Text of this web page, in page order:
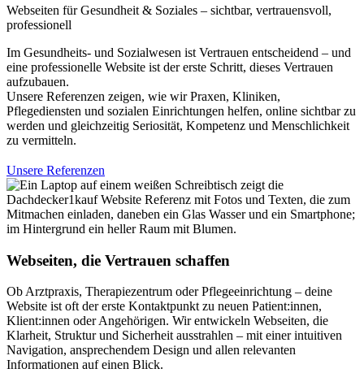
Webseiten für Gesundheit & Soziales – sichtbar, vertrauensvoll,
professionell
Im Gesundheits- und Sozialwesen ist Vertrauen entscheidend – und
eine professionelle Website ist der erste Schritt, dieses Vertrauen
aufzubauen.
Unsere Referenzen zeigen, wie wir Praxen, Kliniken,
Pflegediensten und sozialen Einrichtungen helfen, online sichtbar zu
werden und gleichzeitig Seriosität, Kompetenz und Menschlichkeit
zu vermitteln.
Unsere Referenzen
Webseiten, die Vertrauen schaffen
Ob Arztpraxis, Therapiezentrum oder Pflegeeinrichtung – deine
Website ist oft der erste Kontaktpunkt zu neuen Patient:innen,
Klient:innen oder Angehörigen. Wir entwickeln Webseiten, die
Klarheit, Struktur und Sicherheit ausstrahlen – mit einer intuitiven
Navigation, ansprechendem Design und allen relevanten
Informationen auf einen Blick.